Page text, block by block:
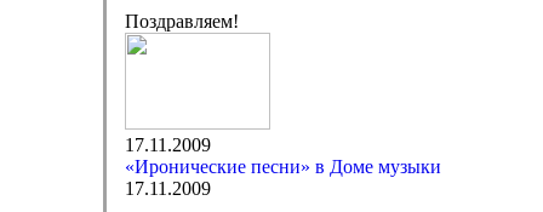
Поздравляем!
17.11.2009
«Иронические песни» в Доме музыки
17.11.2009